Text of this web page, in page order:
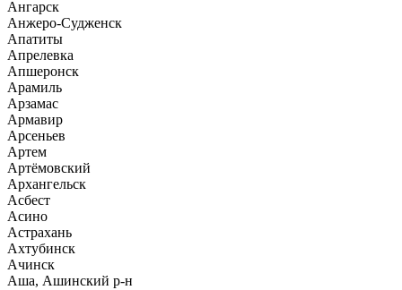
Ангарск
Анжеро-Судженск
Апатиты
Апрелевка
Апшеронск
Арамиль
Арзамас
Армавир
Арсеньев
Артем
Артёмовский
Архангельск
Асбест
Асино
Астрахань
Ахтубинск
Ачинск
Аша, Ашинский р-н